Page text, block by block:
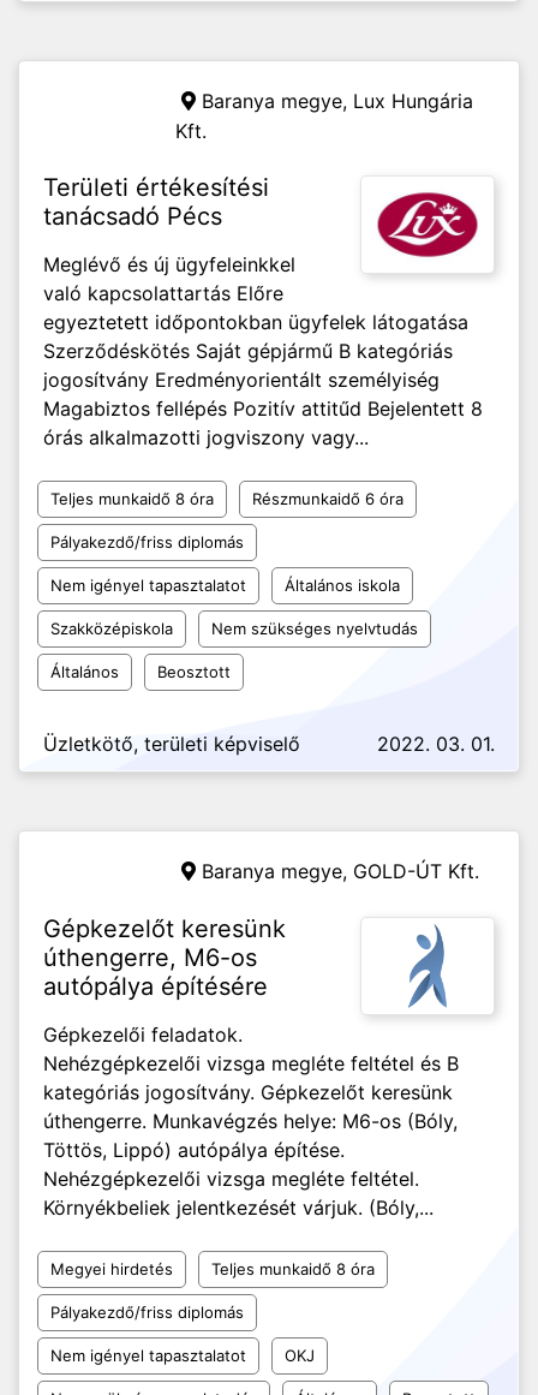
Baranya megye, Lux Hungária
Kft.
Területi értékesítési
tanácsadó Pécs
Meglévő és új ügyfeleinkkel
való kapcsolattartás Előre
egyeztetett időpontokban ügyfelek látogatása
Szerződéskötés Saját gépjármű B kategóriás
jogosítvány Eredményorientált személyiség
Magabiztos fellépés Pozitív attitűd Bejelentett 8
órás alkalmazotti jogviszony vagy...
Teljes munkaidő 8 óra Részmunkaidő 6 óra
Pályakezdő/friss diplomás
Nem igényel tapasztalatot Általános iskola
Szakközépiskola Nem szükséges nyelvtudás
Általános Beosztott
Üzletkötő, területi képviselő 2022. 03. 01.
Baranya megye, GOLD-ÚT Kft.
Gépkezelőt keresünk
úthengerre, M6-os
autópálya építésére
Gépkezelői feladatok.
Nehézgépkezelői vizsga megléte feltétel és B
kategóriás jogosítvány. Gépkezelőt keresünk
úthengerre. Munkavégzés helye: M6-os (Bóly,
Töttös, Lippó) autópálya építése.
Nehézgépkezelői vizsga megléte feltétel.
Környékbeliek jelentkezését várjuk. (Bóly,...
Megyei hirdetés Teljes munkaidő 8 óra
Pályakezdő/friss diplomás
Nem igényel tapasztalatot OKJ